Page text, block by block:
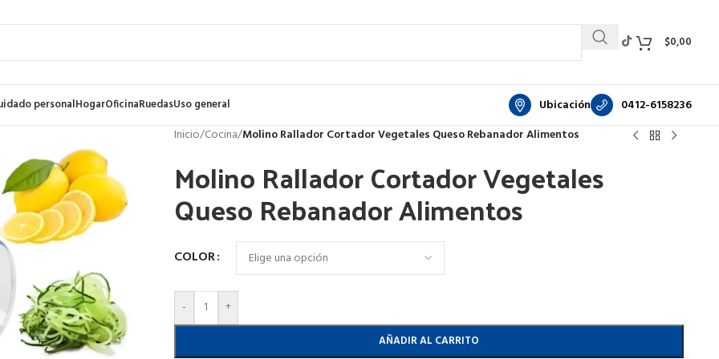
$0,00
personalHogarOficinaRuedasUso general Ubicación 0412-6158236
Inicio/Cocina/Molino Rallador Cortador Vegetales Queso Rebanador Alimentos
Molino Rallador Cortador Vegetales
Queso Rebanador Alimentos
COLOR
- +
AÑADIR AL CARRITO